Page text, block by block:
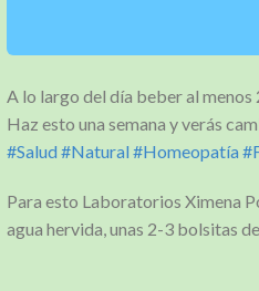
A lo largo del día beber al
Haz esto una semana y verás
#Salud #Natural #Homeopatía
Para esto Laboratorios Ximena
agua hervida, unas 2-3 bolsitas